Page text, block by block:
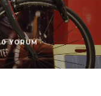
0 YORUM ·